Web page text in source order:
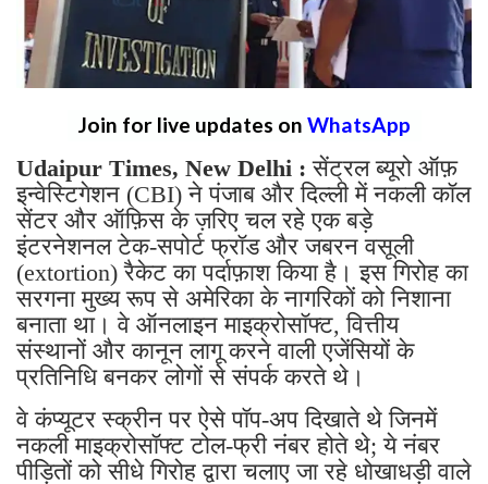
Join for live updates on WhatsApp
Udaipur Times, New Delhi :सेंट्रल ब्यूरो ऑफ़
इन्वेस्टिगेशन (CBI) ने पंजाब और दिल्ली में नकली कॉल
सेंटर और ऑफ़िस के ज़रिए चल रहे एक बड़े
इंटरनेशनल टेक-सपोर्ट फ्रॉड और जबरन वसूली
(extortion) रैकेट का पर्दाफ़ाश किया है। इस गिरोह का
सरगना मुख्य रूप से अमेरिका के नागरिकों को निशाना
बनाता था। वे ऑनलाइन माइक्रोसॉफ्ट, वित्तीय
संस्थानों और कानून लागू करने वाली एजेंसियों के
प्रतिनिधि बनकर लोगों से संपर्क करते थे।
वे कंप्यूटर स्क्रीन पर ऐसे पॉप-अप दिखाते थे जिनमें
नकली माइक्रोसॉफ्ट टोल-फ्री नंबर होते थे; ये नंबर
पीड़ितों को सीधे गिरोह द्वारा चलाए जा रहे धोखाधड़ी वाले